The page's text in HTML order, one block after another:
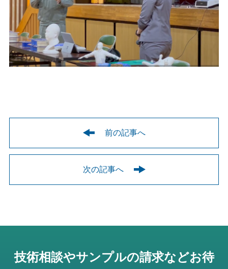
前の記事へ
次の記事へ
技術相談やサンプルの請求などお待